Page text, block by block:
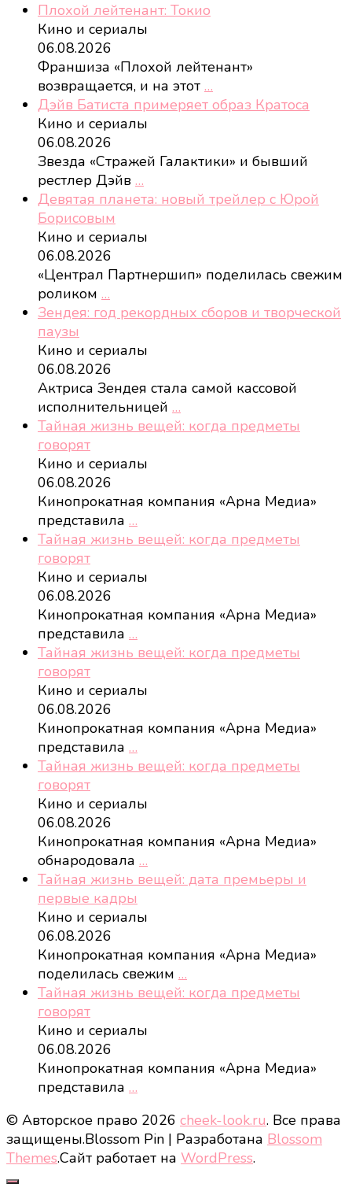
Плохой лейтенант: Токио
Кино и сериалы
06.08.2026
Франшиза «Плохой лейтенант»
возвращается, и на этот …
Дэйв Батиста примеряет образ Кратоса
Кино и сериалы
06.08.2026
Звезда «Стражей Галактики» и бывший
рестлер Дэйв …
Девятая планета: новый трейлер с Юрой
Борисовым
Кино и сериалы
06.08.2026
«Централ Партнершип» поделилась свежим
роликом …
Зендея: год рекордных сборов и творческой
паузы
Кино и сериалы
06.08.2026
Актриса Зендея стала самой кассовой
исполнительницей …
Тайная жизнь вещей: когда предметы
говорят
Кино и сериалы
06.08.2026
Кинопрокатная компания «Арна Медиа»
представила …
Тайная жизнь вещей: когда предметы
говорят
Кино и сериалы
06.08.2026
Кинопрокатная компания «Арна Медиа»
представила …
Тайная жизнь вещей: когда предметы
говорят
Кино и сериалы
06.08.2026
Кинопрокатная компания «Арна Медиа»
представила …
Тайная жизнь вещей: когда предметы
говорят
Кино и сериалы
06.08.2026
Кинопрокатная компания «Арна Медиа»
обнародовала …
Тайная жизнь вещей: дата премьеры и
первые кадры
Кино и сериалы
06.08.2026
Кинопрокатная компания «Арна Медиа»
поделилась свежим …
Тайная жизнь вещей: когда предметы
говорят
Кино и сериалы
06.08.2026
Кинопрокатная компания «Арна Медиа»
представила …
© Авторское право 2026 cheek-look.ru. Все права
защищены.Blossom Pin | Разработана Blossom
Themes.Сайт работает на WordPress.